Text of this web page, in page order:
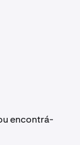
encontrá-